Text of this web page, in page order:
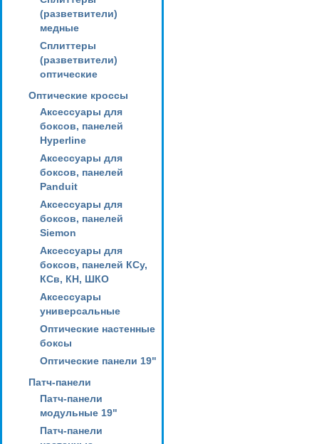
(разветвители)
медные
Сплиттеры
(разветвители)
оптические
Оптические кроссы
Аксессуары для
боксов, панелей
Hyperline
Аксессуары для
боксов, панелей
Panduit
Аксессуары для
боксов, панелей
Siemon
Аксессуары для
боксов, панелей КСу,
КСв, КН, ШКО
Аксессуары
универсальные
Оптические настенные
боксы
Оптические панели 19"
Патч-панели
Патч-панели
модульные 19"
Патч-панели